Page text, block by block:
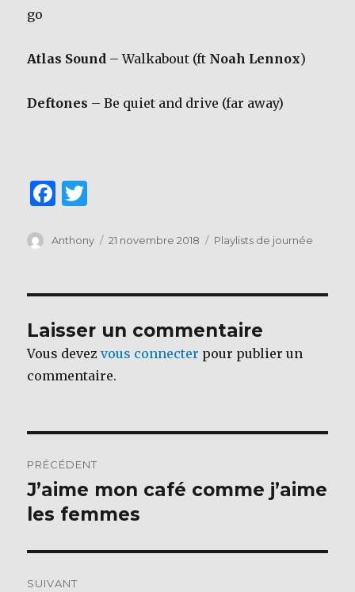
go
Atlas Sound – Walkabout (ft Noah Lennox)
Deftones – Be quiet and drive (far away)
F
c
b
o
o
k
it
r
Auteur
Anthony
Publié
21 novembre 2018 Catégories
Playlists de journée
Laisser un commentaire
Vous devezvous connecter pour publier un
commentaire.
de
l’article
PRÉCÉDENT
Publication
précédente :
J’aime mon café comme j’aime
les femmes
SUIVANT